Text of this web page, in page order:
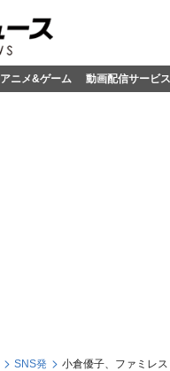
アニメ&ゲーム 動画配信サービス
SNS発 小倉優子、ファミレ